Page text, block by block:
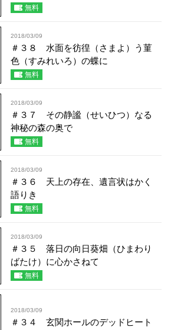
無料
2018/03/09
＃３８ 水面を彷徨（さまよ）う菫
色（すみれいろ）の蝶に
無料
2018/03/09
＃３７ その静謐（せいひつ）なる
神秘の森の奥で
無料
2018/03/09
＃３６ 天上の存在、遺言状はかく
語りき
無料
2018/03/09
＃３５ 落日の向日葵畑（ひまわり
ばたけ）に心かさねて
無料
2018/03/09
＃３４ 玄関ホールのデッドヒート